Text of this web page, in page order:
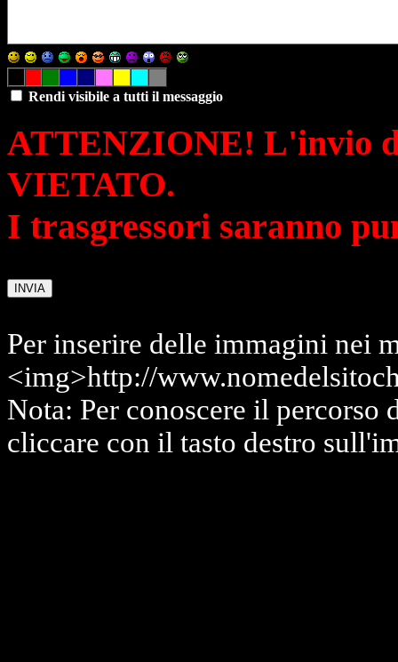
Rendi visibile a tutti il messaggio
ATTENZIONE! L'invio
VIETATO.
I trasgressori saranno
Per inserire delle immagini nei
<img>http://
Nota: Per conoscere il percorso
cliccare con il tasto destro